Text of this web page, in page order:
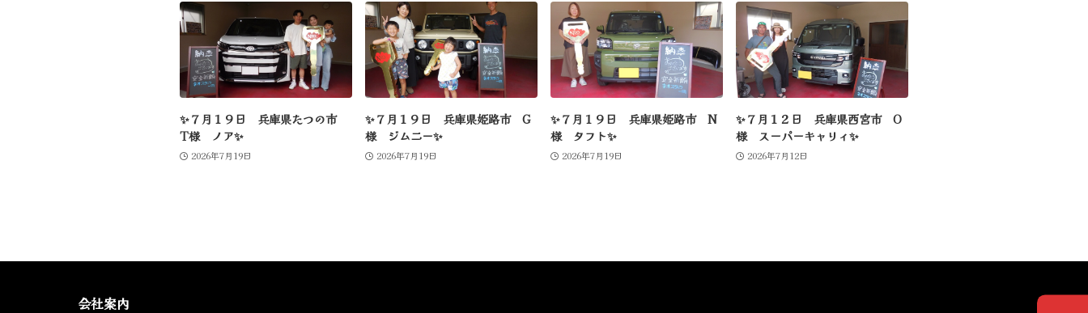
✨７月１９日 兵庫県たつの市
T様 ノア✨
2026年7月19日
✨７月１９日 兵庫県姫路市 G
様 ジムニー✨
2026年7月19日
✨７月１９日 兵庫県姫路市 N
様 タフト✨
2026年7月19日
✨７月１２日 兵庫県西宮市 O
様 スーパーキャリィ✨
2026年7月12日
会社案内